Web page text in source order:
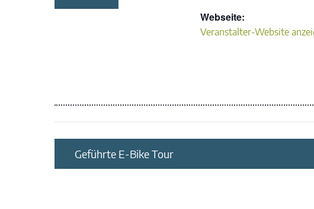
Webseite:
Veranstalter-Website
Geführte E-Bike Tour